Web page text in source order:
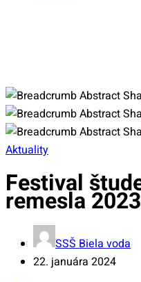
Aktuality
Festival
remesla 2023
SSŠ Biela voda
22. januára 2024